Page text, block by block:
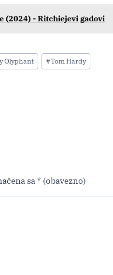
(2024) - Ritchiejevi gadovi
Olyphant #Tom Hardy
sa* (obavezno)